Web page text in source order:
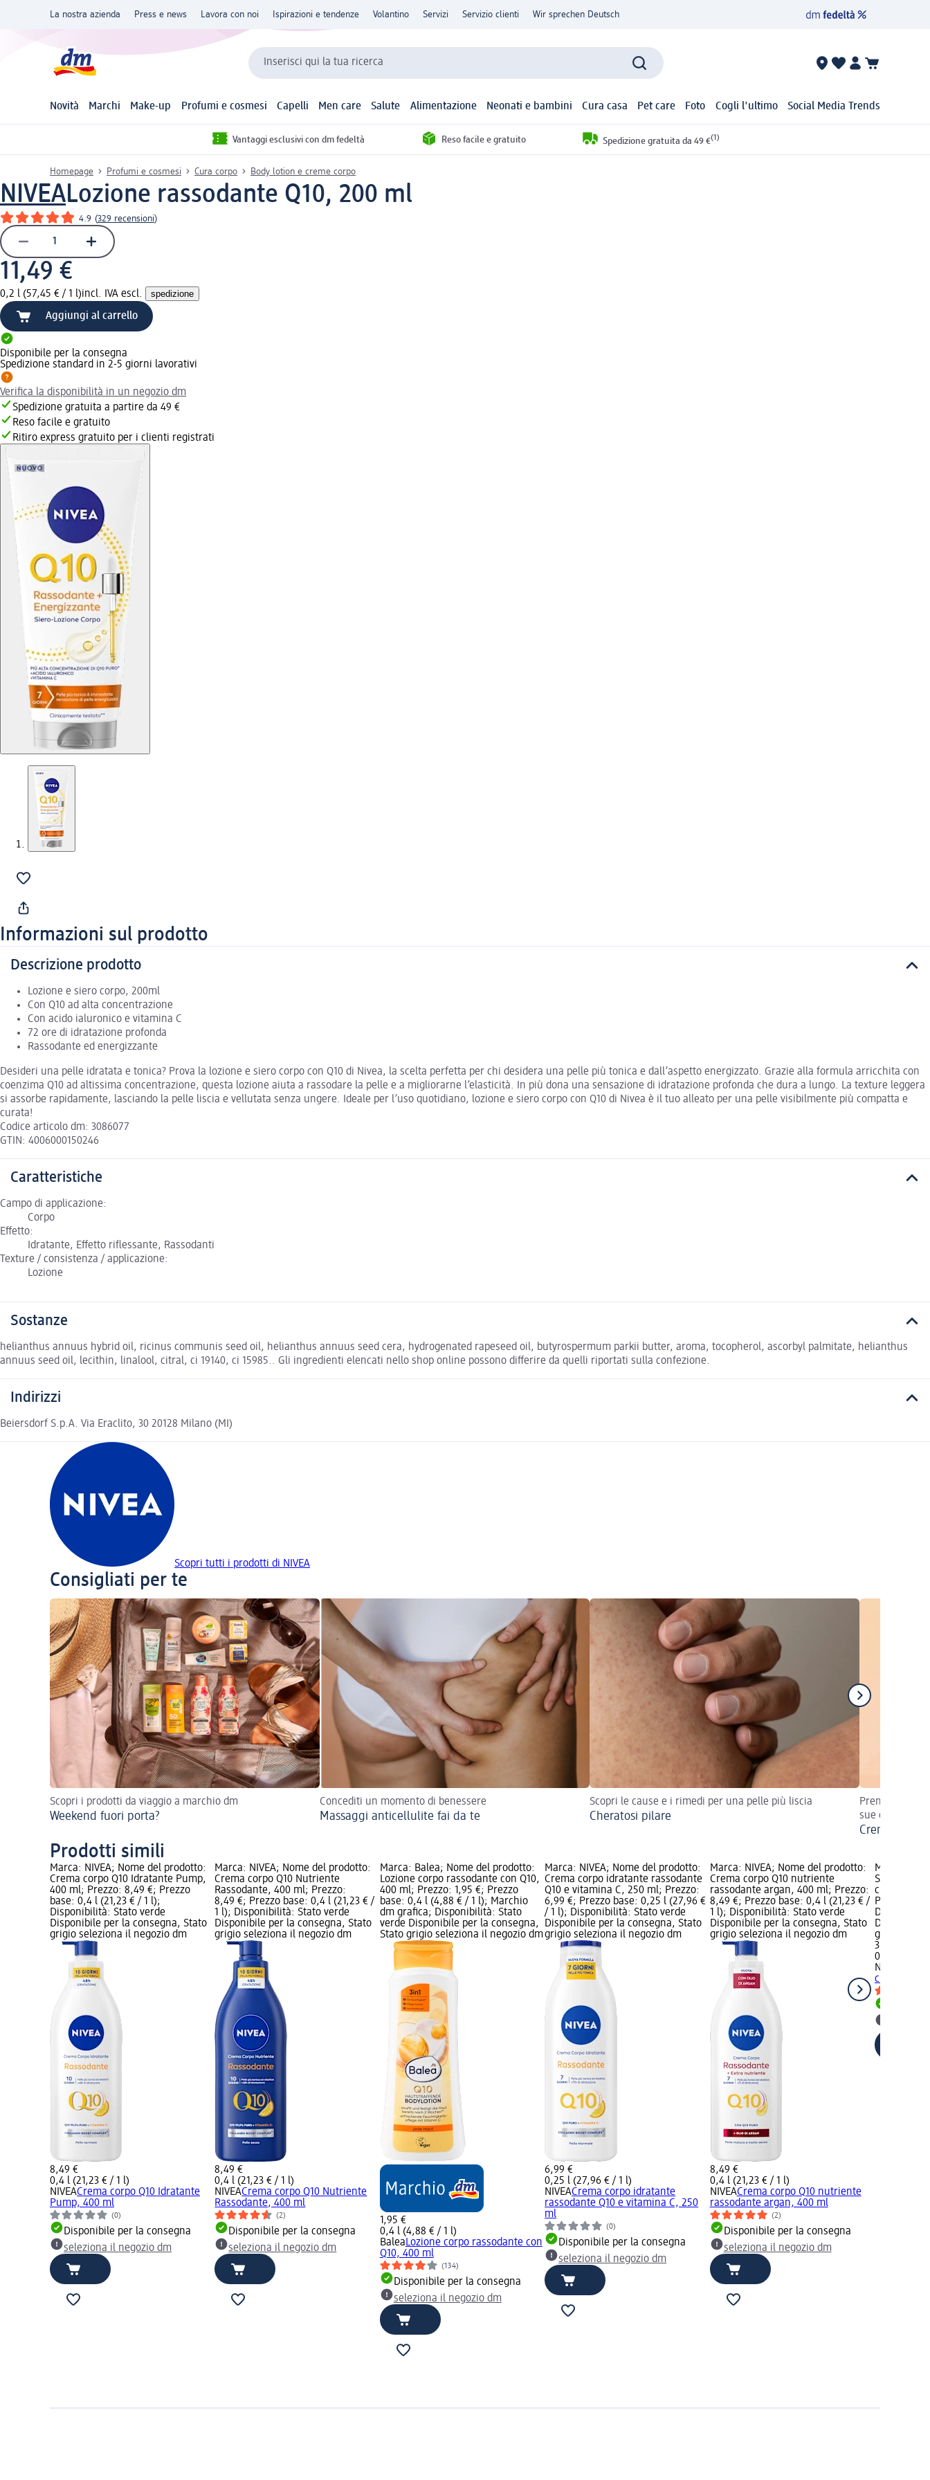
La nostra azienda Press e news Lavora con noi Ispirazioni e tendenze Volantino Servizi Servizio clienti Wir sprechen Deutsch
Inserisci qui la tua ricerca
Novità Marchi Make-up Profumi e cosmesi Capelli Men care Salute Alimentazione Neonati e bambini Cura casa Pet care Foto Cogli l'ultimo Social Media Trends
Vantaggi esclusivi con dm fedeltà Reso facile e gratuito Spedizione gratuita da 49 €(1)
Homepage Profumi e cosmesi Cura corpo Body lotion e creme corpo
NIVEALozione rassodante Q10, 200 ml
4.9 (329 recensioni)
11,49 €
0,2 l (57,45 € / 1 l)incl. IVA escl. spedizione
Aggiungi al carrello
Disponibile per la consegna
Spedizione standard in 2-5 giorni lavorativi
Verifica la disponibilità in un negozio dm
Spedizione gratuita a partire da 49 €
Reso facile e gratuito
Ritiro express gratuito per i clienti registrati
Informazioni sul prodotto
Descrizione prodotto
Lozione e siero corpo, 200ml
Con Q10 ad alta concentrazione
Con acido ialuronico e vitamina C
72 ore di idratazione profonda
Rassodante ed energizzante
Desideri una pelle idratata e tonica? Prova la lozione e siero corpo con Q10 di Nivea, la scelta perfetta per chi desidera una pelle più tonica e dall’aspetto energizzato. Grazie alla formula arricchita con
coenzima Q10 ad altissima concentrazione, questa lozione aiuta a rassodare la pelle e a migliorarne l’elasticità. In più dona una sensazione di idratazione profonda che dura a lungo. La texture leggera
si assorbe rapidamente, lasciando la pelle liscia e vellutata senza ungere. Ideale per l’uso quotidiano, lozione e siero corpo con Q10 di Nivea è il tuo alleato per una pelle visibilmente più compatta e
curata!
Codice articolo dm: 3086077
GTIN: 4006000150246
Caratteristiche
Campo di applicazione:
Corpo
Effetto:
Idratante, Effetto riflessante, Rassodanti
Texture / consistenza / applicazione:
Lozione
Sostanze
helianthus annuus hybrid oil, ricinus communis seed oil, helianthus annuus seed cera, hydrogenated rapeseed oil, butyrospermum parkii butter, aroma, tocopherol, ascorbyl palmitate, helianthus
annuus seed oil, lecithin, linalool, citral, ci 19140, ci 15985.. Gli ingredienti elencati nello shop online possono differire da quelli riportati sulla confezione.
Indirizzi
Beiersdorf S.p.A. Via Eraclito, 30 20128 Milano (MI)
Scopri tutti i prodotti di NIVEA
Consigliati per te
Scopri i prodotti da viaggio a marchio dm
Weekend fuori porta?
Concediti un momento di benessere
Massaggi anticellulite fai da te
Scopri le cause e i rimedi per una pelle più liscia
Cheratosi pilare
Prenditi cura
sue esigenze!
Crema per
Prodotti simili
Marca: NIVEA; Nome del prodotto:
Crema corpo Q10 Idratante Pump,
400 ml; Prezzo: 8,49 €; Prezzo
base: 0,4 l (21,23 € / 1 l);
Disponibilità: Stato verde
Disponibile per la consegna, Stato
grigio seleziona il negozio dm
8,49 €
0,4 l (21,23 € / 1 l)
NIVEACrema corpo Q10 Idratante
Pump, 400 ml
(0)
Disponibile per la consegna
seleziona il negozio dm
Marca: NIVEA; Nome del prodotto:
Crema corpo Q10 Nutriente
Rassodante, 400 ml; Prezzo:
8,49 €; Prezzo base: 0,4 l (21,23 € /
1 l); Disponibilità: Stato verde
Disponibile per la consegna, Stato
grigio seleziona il negozio dm
8,49 €
0,4 l (21,23 € / 1 l)
NIVEACrema corpo Q10 Nutriente
Rassodante, 400 ml
(2)
Disponibile per la consegna
seleziona il negozio dm
Marca: Balea; Nome del prodotto:
Lozione corpo rassodante con Q10,
400 ml; Prezzo: 1,95 €; Prezzo
base: 0,4 l (4,88 € / 1 l); Marchio
dm grafica; Disponibilità: Stato
verde Disponibile per la consegna,
Stato grigio seleziona il negozio dm
1,95 €
0,4 l (4,88 € / 1 l)
BaleaLozione corpo rassodante con
Q10, 400 ml
(134)
Disponibile per la consegna
seleziona il negozio dm
Marca: NIVEA; Nome del prodotto:
Crema corpo idratante rassodante
Q10 e vitamina C, 250 ml; Prezzo:
6,99 €; Prezzo base: 0,25 l (27,96 €
/ 1 l); Disponibilità: Stato verde
Disponibile per la consegna, Stato
grigio seleziona il negozio dm
6,99 €
0,25 l (27,96 € / 1 l)
NIVEACrema corpo idratante
rassodante Q10 e vitamina C, 250
ml
(0)
Disponibile per la consegna
seleziona il negozio dm
Marca: NIVEA; Nome del prodotto:
Crema corpo Q10 nutriente
rassodante argan, 400 ml; Prezzo:
8,49 €; Prezzo base: 0,4 l (21,23 € /
1 l); Disponibilità: Stato verde
Disponibile per la consegna, Stato
grigio seleziona il negozio dm
8,49 €
0,4 l (21,23 € / 1 l)
NIVEACrema corpo Q10 nutriente
rassodante argan, 400 ml
(2)
Disponibile per la consegna
seleziona il negozio dm
Marca:
Siero
cutaneo,
Prezzo
Disponibile
grigio
3,49 €
0,2 l (17,45
NIVEA
cutaneo,